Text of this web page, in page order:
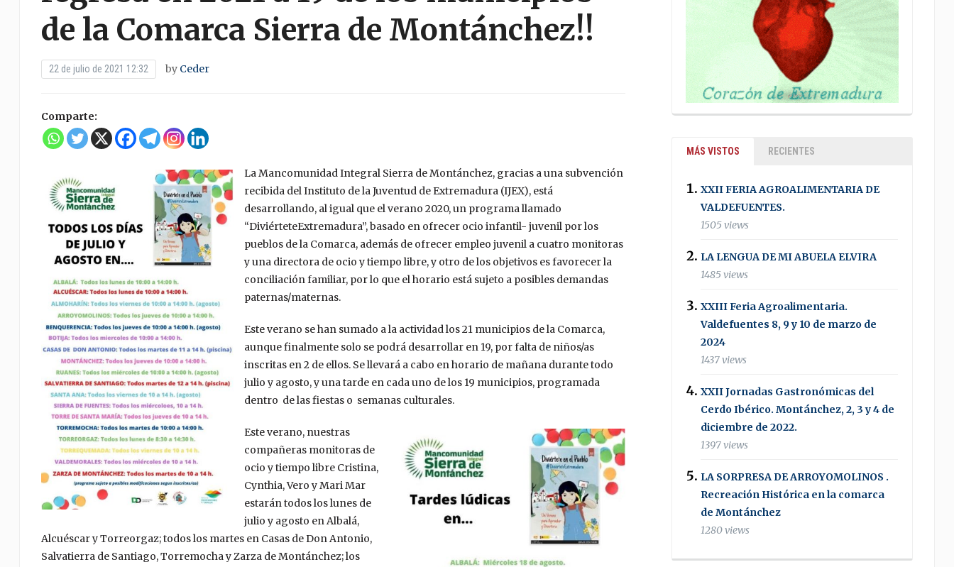
de la Comarca Sierra de Montánchez!!
22 de julio de 2021 12:32 by Ceder
Comparte:
La Mancomunidad Integral Sierra de Montánchez, gracias a una subvención
recibida del Instituto de la Juventud de Extremadura (IJEX), está
desarrollando, al igual que el verano 2020, un programa llamado
“DiviérteteExtremadura”, basado en ofrecer ocio infantil- juvenil por los
pueblos de la Comarca, además de ofrecer empleo juvenil a cuatro monitoras
y una directora de ocio y tiempo libre, y otro de los objetivos es favorecer la
conciliación familiar, por lo que el horario está sujeto a posibles demandas
paternas/maternas.
Este verano se han sumado a la actividad los 21 municipios de la Comarca,
aunque finalmente solo se podrá desarrollar en 19, por falta de niños/as
inscritas en 2 de ellos. Se llevará a cabo en horario de mañana durante todo
julio y agosto, y una tarde en cada uno de los 19 municipios, programada
dentro de las fiestas o semanas culturales.
Este verano, nuestras
compañeras monitoras de
ocio y tiempo libre Cristina,
Cynthia, Vero y Mari Mar
estarán todos los lunes de
julio y agosto en Albalá,
Alcuéscar y Torreorgaz; todos los martes en Casas de Don Antonio,
Salvatierra de Santiago, Torremocha y Zarza de Montánchez; los
MÁS VISTOS RECIENTES
XXII FERIA AGROALIMENTARIA DE
VALDEFUENTES.
1505 views
LA LENGUA DE MI ABUELA ELVIRA
1485 views
XXIII Feria Agroalimentaria.
Valdefuentes 8, 9 y 10 de marzo de
2024
1437 views
XXII Jornadas Gastronómicas del
Cerdo Ibérico. Montánchez, 2, 3 y 4 de
diciembre de 2022.
1397 views
LA SORPRESA DE ARROYOMOLINOS .
Recreación Histórica en la comarca
de Montánchez
1280 views